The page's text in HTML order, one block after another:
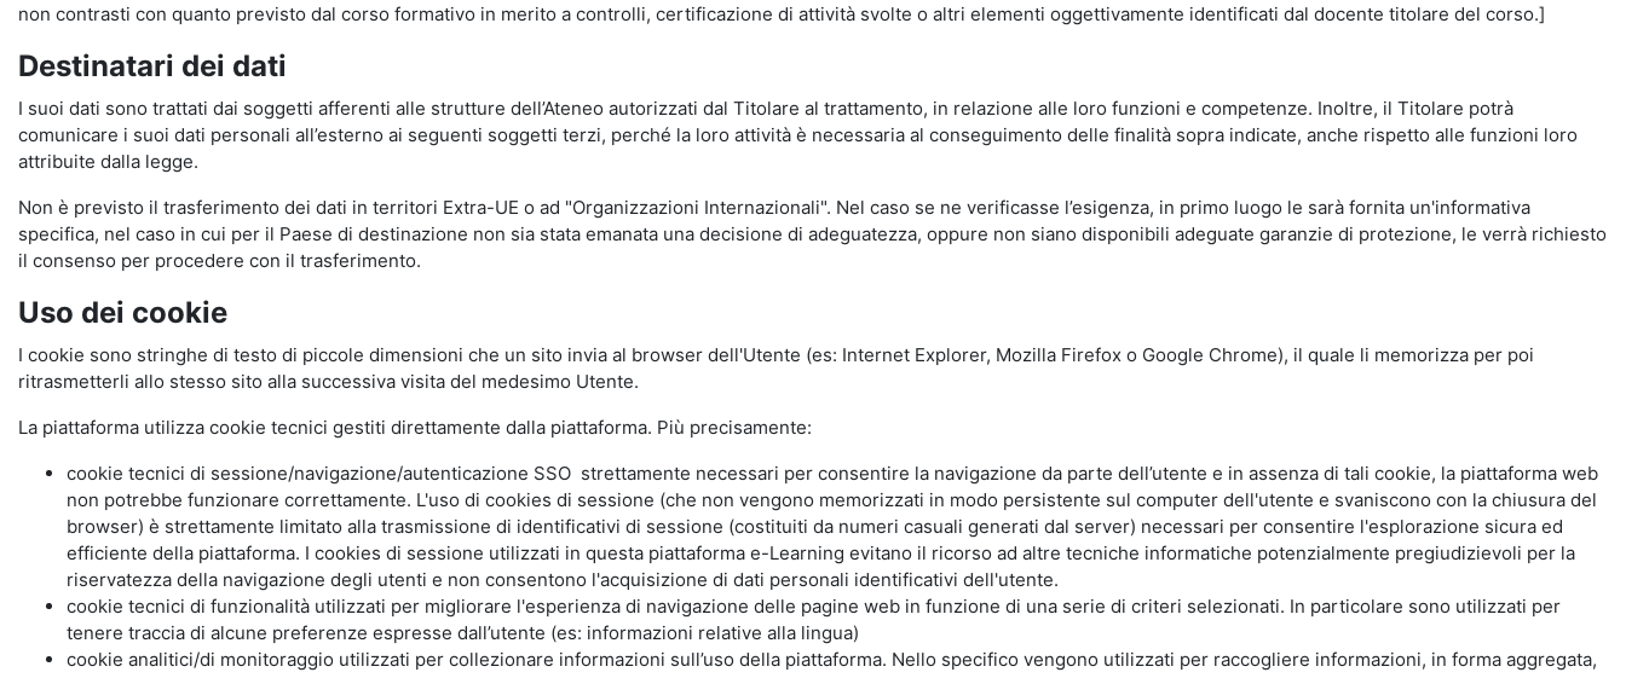
non contrasti con quanto previsto dal corso formativo in merito a controlli, certificazione di attività svolte o altri elementi oggettivamente identificati dal docente titolare del corso.]
Destinatari dei dati
I suoi dati sono trattati dai soggetti afferenti alle strutture dell’Ateneo autorizzati dal Titolare al trattamento, in relazione alle loro funzioni e competenze. Inoltre, il Titolare potrà
comunicare i suoi dati personali all’esterno ai seguenti soggetti terzi, perché la loro attività è necessaria al conseguimento delle finalità sopra indicate, anche rispetto alle funzioni loro
attribuite dalla legge.
Non è previsto il trasferimento dei dati in territori Extra-UE o ad "Organizzazioni Internazionali". Nel caso se ne verificasse l’esigenza, in primo luogo le sarà fornita un'informativa
specifica, nel caso in cui per il Paese di destinazione non sia stata emanata una decisione di adeguatezza, oppure non siano disponibili adeguate garanzie di protezione, le verrà richiesto
il consenso per procedere con il trasferimento.
Uso dei cookie
I cookie sono stringhe di testo di piccole dimensioni che un sito invia al browser dell'Utente (es: Internet Explorer, Mozilla Firefox o Google Chrome), il quale li memorizza per poi
ritrasmetterli allo stesso sito alla successiva visita del medesimo Utente.
La piattaforma utilizza cookie tecnici gestiti direttamente dalla piattaforma. Più precisamente:
cookie tecnici di sessione/navigazione/autenticazione SSO strettamente necessari per consentire la navigazione da parte dell’utente e in assenza di tali cookie, la piattaforma web
non potrebbe funzionare correttamente. L'uso di cookies di sessione (che non vengono memorizzati in modo persistente sul computer dell'utente e svaniscono con la chiusura del
browser) è strettamente limitato alla trasmissione di identificativi di sessione (costituiti da numeri casuali generati dal server) necessari per consentire l'esplorazione sicura ed
efficiente della piattaforma. I cookies di sessione utilizzati in questa piattaforma e-Learning evitano il ricorso ad altre tecniche informatiche potenzialmente pregiudizievoli per la
riservatezza della navigazione degli utenti e non consentono l'acquisizione di dati personali identificativi dell'utente.
cookie tecnici di funzionalità utilizzati per migliorare l'esperienza di navigazione delle pagine web in funzione di una serie di criteri selezionati. In particolare sono utilizzati per
tenere traccia di alcune preferenze espresse dall’utente (es: informazioni relative alla lingua)
cookie analitici/di monitoraggio utilizzati per collezionare informazioni sull’uso della piattaforma. Nello specifico vengono utilizzati per raccogliere informazioni, in forma aggregata,